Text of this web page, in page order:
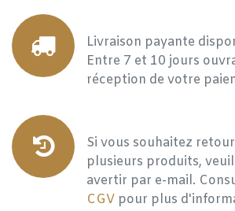
Livraison payante
Entre 7 et 10 jours
réception de votre
Si vous souhaitez
plusieurs produits,
avertir par e-mail.
CGV pour plus